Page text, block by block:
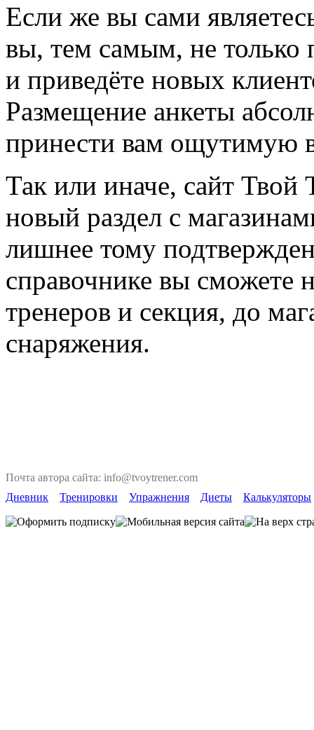
Если же вы сами
вы, тем самым, не
и приведёте новых
Размещение анкеты
принести вам ощутимую
Так или иначе, сайт Твой
новый раздел с
лишнее тому
справочнике вы сможете
тренеров и секция, до
снаряжения.
Почта автора сайта: info@tvoytrener.com
Дневник
Тренировки Упражнения Диеты Калькуляторы